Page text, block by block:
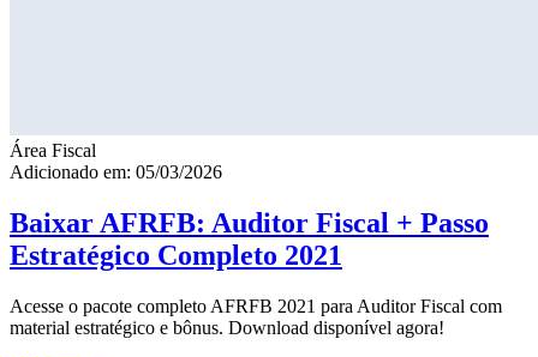
Área Fiscal
Adicionado em: 05/03/2026
Baixar AFRFB: Auditor Fiscal + Passo
Estratégico Completo 2021
Acesse o pacote completo AFRFB 2021 para Auditor Fiscal com
material estratégico e bônus. Download disponível agora!